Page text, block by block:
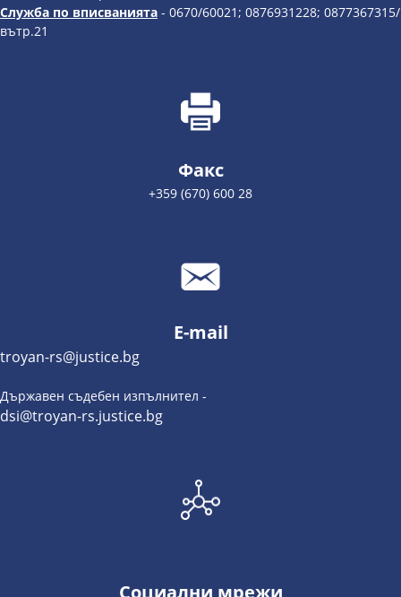
Служба по вписванията - 0670/60021; 0876931228; 0877367315/
вътр.21
Факс
+359 (670) 600 28
E-mail
troyan-rs@justice.bg
Държавен съдебен изпълнител -
dsi@troyan-rs.justice.bg
Социални мрежи